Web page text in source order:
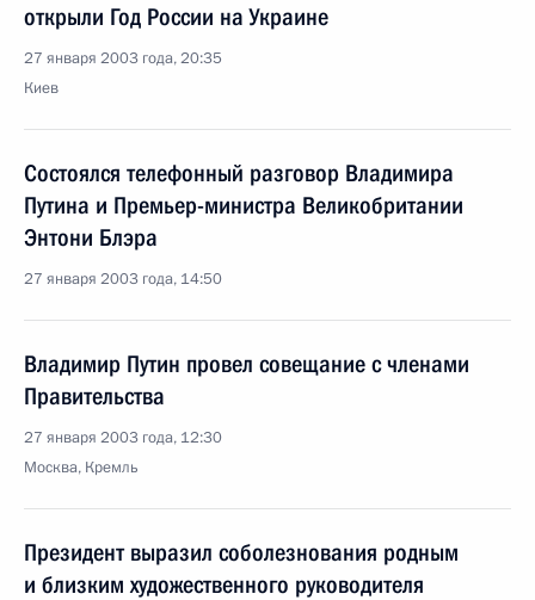
открыли Год России на Украине
27 января 2003 года, 20:35
Киев
Состоялся телефонный разговор Владимира
Путина и Премьер-министра Великобритании
Энтони Блэра
27 января 2003 года, 14:50
Владимир Путин провел совещание с членами
Правительства
27 января 2003 года, 12:30
Москва, Кремль
Президент выразил соболезнования родным
и близким художественного руководителя